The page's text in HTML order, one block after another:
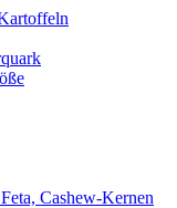
Cashew-Kernen